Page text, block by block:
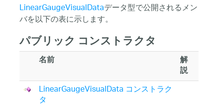
LinearGaugeVisualDataデータ型で公開されるメン
バを以下の表に示します。
パブリック コンストラクタ
名前 解
説
LinearGaugeVisualData コンストラク
タ